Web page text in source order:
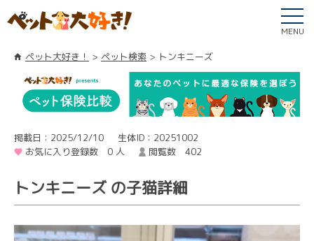
MENU
ペット大好き！ ペット検索 トンキニーズ
掲載日：2025/12/10
生体ID：20251002
お気に入り登録数 0 人
閲覧数 402
トンキニーズ の子猫詳細